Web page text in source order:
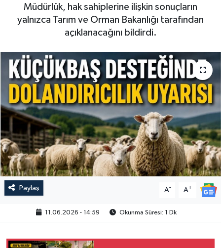
Müdürlük, hak sahiplerine ilişkin sonuçların
yalnızca Tarım ve Orman Bakanlığı tarafından
açıklanacağını bildirdi.
Paylaş A- A+
11.06.2026 - 14:59 Okunma Süresi: 1 Dk